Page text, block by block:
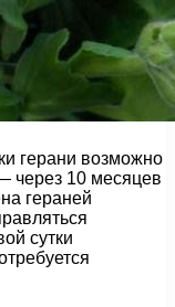
герани возможно
через 10 месяцев
гераней
сутки